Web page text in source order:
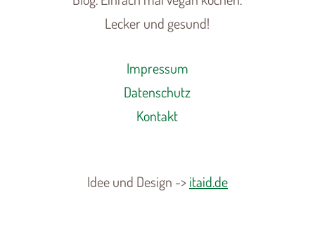
Lecker und gesund!
Impressum
Datenschutz
Kontakt
Idee und Design ->itaid.de